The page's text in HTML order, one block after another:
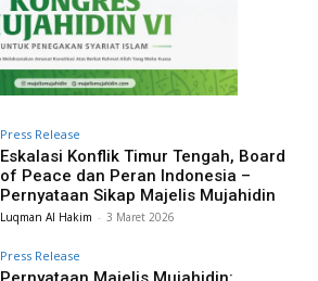
Press Release
Eskalasi Konflik Timur Tengah, Board
of Peace dan Peran Indonesia –
Pernyataan Sikap Majelis Mujahidin
Luqman Al Hakim - 3 Maret 2026
Press Release